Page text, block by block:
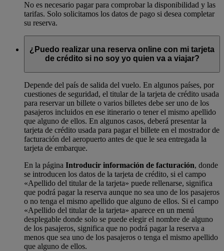
No es necesario pagar para comprobar la disponibilidad y las
tarifas. Solo solicitamos los datos de pago si desea completar
su reserva.
¿Puedo realizar una reserva online con mi tarjeta
de crédito si no soy yo quien va a viajar?
Depende del país de salida del vuelo. En algunos países, por
cuestiones de seguridad, el titular de la tarjeta de crédito usada
para reservar un billete o varios billetes debe ser uno de los
pasajeros incluidos en ese itinerario o tener el mismo apellido
que alguno de ellos. En algunos casos, deberá presentar la
tarjeta de crédito usada para pagar el billete en el mostrador de
facturación del aeropuerto antes de que le sea entregada la
tarjeta de embarque.
En la página Introducir información de facturación, donde
se introducen los datos de la tarjeta de crédito, si el campo
«Apellido del titular de la tarjeta» puede rellenarse, significa
que podrá pagar la reserva aunque no sea uno de los pasajeros
o no tenga el mismo apellido que alguno de ellos. Si el campo
«Apellido del titular de la tarjeta» aparece en un menú
desplegable donde solo se puede elegir el nombre de alguno
de los pasajeros, significa que no podrá pagar la reserva a
menos que sea uno de los pasajeros o tenga el mismo apellido
que alguno de ellos.